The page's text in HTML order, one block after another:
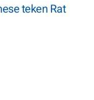
teken Rat